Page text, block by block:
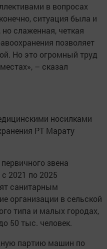
в вопросах
ситуация была и
слаженная, четкая
позволяет
Но это огромный труд
– сказал
носилками
РТ Марату
звена
2021 по 2025
санитарным
организации в сельской
типа и малых городах,
50 тыс. человек.
партию машин по